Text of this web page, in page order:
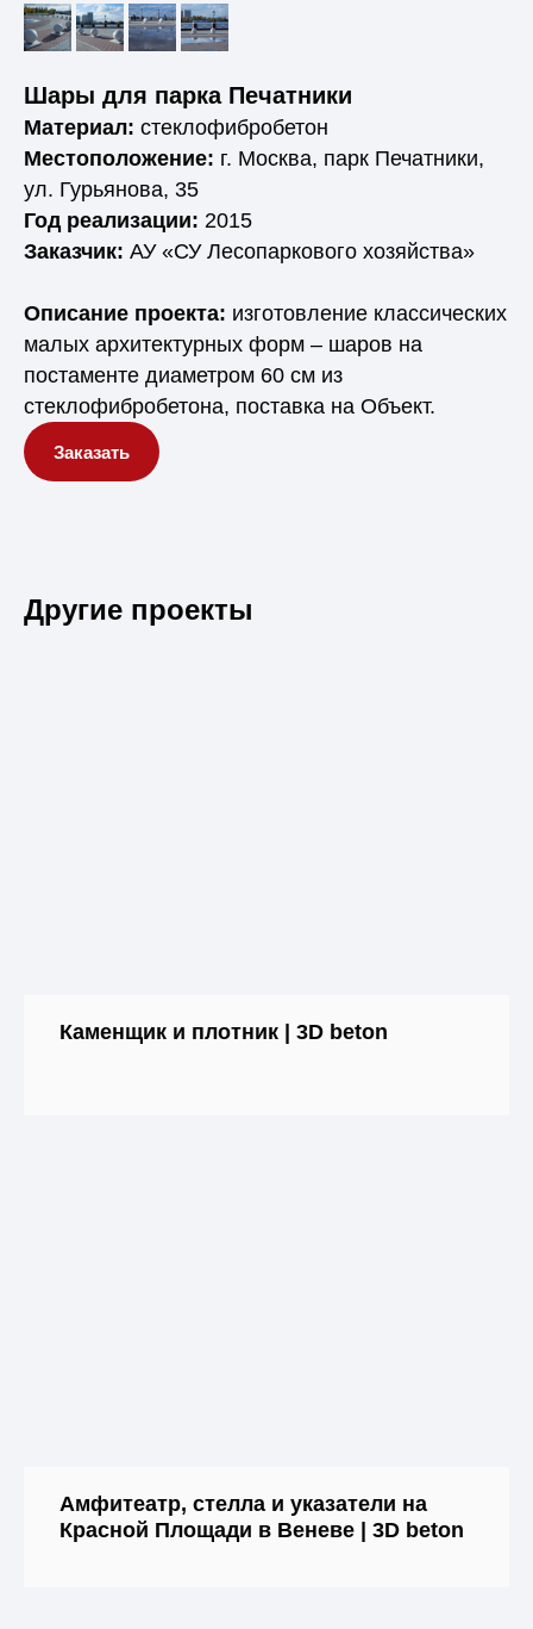
Шары для парка Печатники
Материал: стеклофибробетон
Местоположение: г. Москва, парк Печатники,
ул. Гурьянова, 35
Год реализации: 2015
Заказчик: АУ «СУ Лесопаркового хозяйства»
Описание проекта: изготовление классических
малых архитектурных форм – шаров на
постаменте диаметром 60 см из
стеклофибробетона, поставка на Объект.
Заказать
Другие проекты
Каменщик и плотник | 3D beton
Амфитеатр, стелла и указатели на
Красной Площади в Веневе | 3D beton